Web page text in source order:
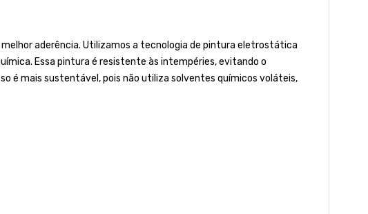
aderência. Utilizamos a tecnologia de pintura eletrostática
Essa pintura é resistente às intempéries, evitando o
é mais sustentável, pois não utiliza solventes químicos voláteis,